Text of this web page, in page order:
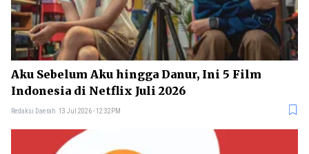
Aku Sebelum Aku hingga Danur, Ini 5 Film
Indonesia di Netflix Juli 2026
Redaksi Daerah 13 Jul 2026 - 12:32PM